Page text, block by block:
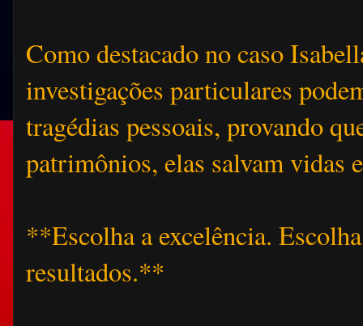
Como destacado no caso
investigações particulares
tragédias pessoais, provando
patrimônios, elas salvam
**Escolha a excelência.
resultados.**